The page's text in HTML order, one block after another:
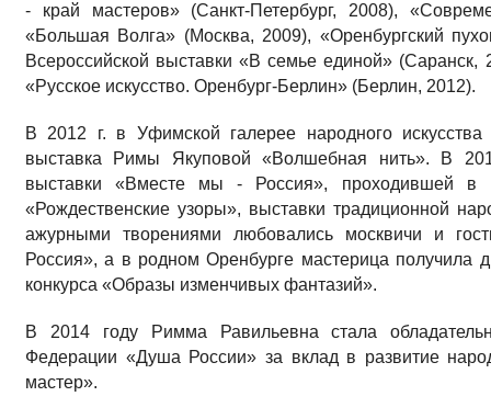
- край мастеров» (Санкт-Петербург, 2008),
«Большая Волга» (Москва, 2009), «Оренбургский
Всероссийской выставки «В семье единой»
«Русское искусство. Оренбург-Берлин» (Берлин, 2012).
В 2012 г. в Уфимской галерее народного
выставка Римы Якуповой «Волшебная нить». В
выставки «Вместе мы - Россия», проходившей в
«Рождественские узоры», выставки традиционной
ажурными творениями любовались москвичи и
Россия», а в родном Оренбурге мастерица получила
конкурса «Образы изменчивых фантазий».
В 2014 году Римма Равильевна стала
Федерации «Душа России» за вклад в развитие
мастер».